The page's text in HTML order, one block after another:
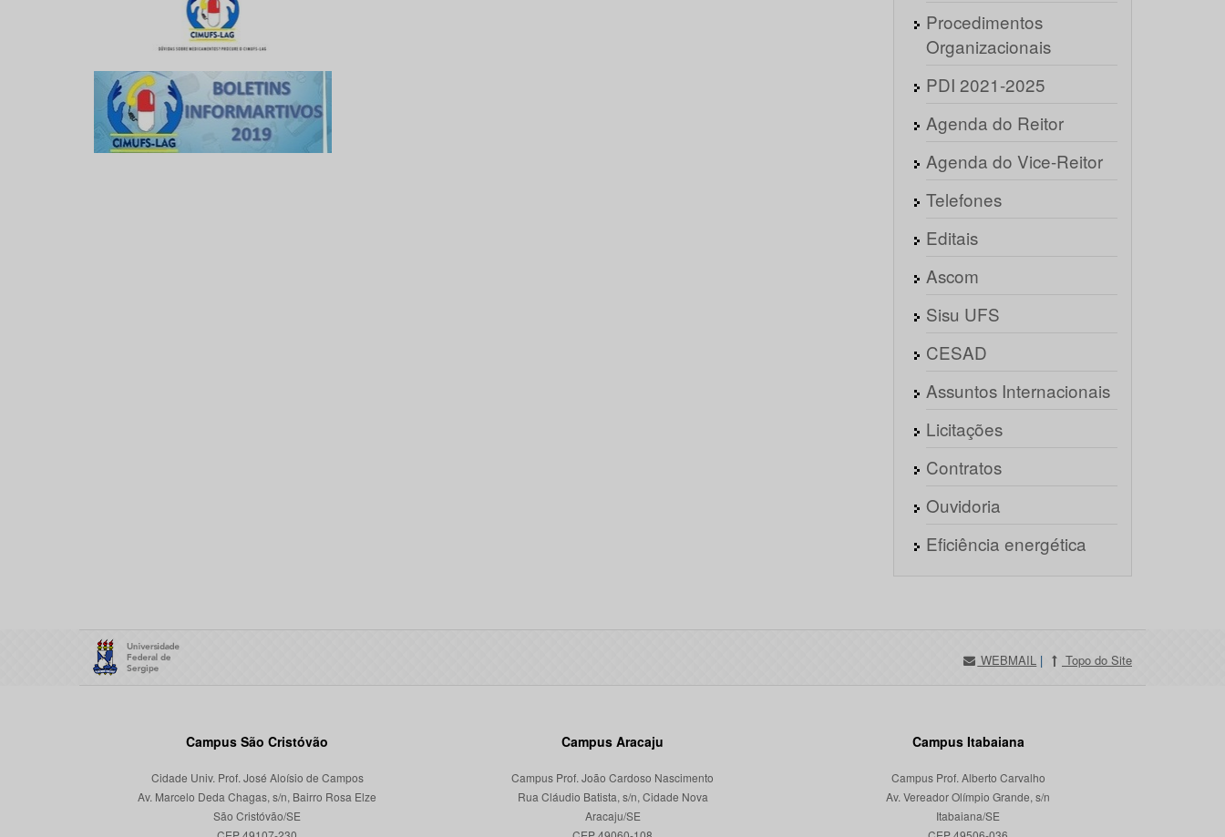
Procedimentos
Organizacionais
PDI 2021-2025
Agenda do Reitor
Agenda do Vice-Reitor
Telefones
Editais
Ascom
Sisu UFS
CESAD
Assuntos Internacionais
Licitações
Contratos
Ouvidoria
Eficiência energética
WEBMAIL | Topo do Site
Campus São Cristóvão
Cidade Univ. Prof. José Aloísio de Campos
Av. Marcelo Deda Chagas, s/n, Bairro Rosa Elze
São Cristóvão/SE
Campus Aracaju
Campus Prof. João Cardoso Nascimento
Rua Cláudio Batista, s/n, Cidade Nova
Aracaju/SE
Campus Itabaiana
Campus Prof. Alberto Carvalho
Av. Vereador Olímpio Grande, s/n
Itabaiana/SE